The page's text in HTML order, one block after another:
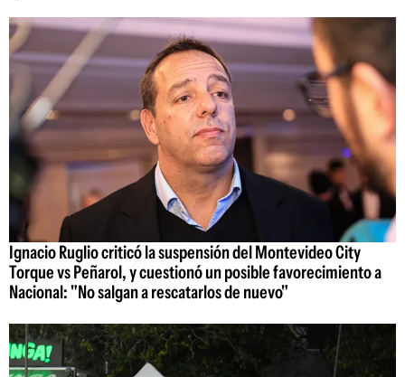
Ignacio Ruglio criticó la suspensión del Montevideo City
Torque vs Peñarol, y cuestionó un posible favorecimiento a
Nacional: "No salgan a rescatarlos de nuevo"